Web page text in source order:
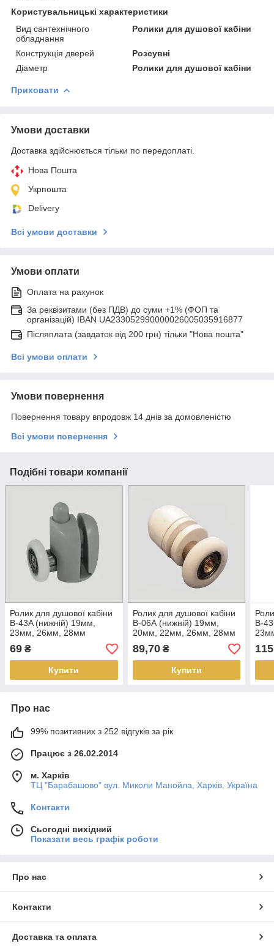
Користувальницькі характеристики
Вид сантехнічного
обладнання
Ролики для душової кабіни
Конструкція дверей
Розсувні
Діаметр
Ролики для душової кабіни
Приховати
Умови доставки
Доставка здійснюється тільки по передоплаті.
Нова Пошта
Укрпошта
Delivery
Всі умови доставки
Умови оплати
Оплата на рахунок
За реквізитами (без ПДВ) до суми +1% (ФОП та
організацій) IBAN UA233052990000026005035916877
Післяплата (завдаток від 200 грн) тільки "Нова пошта"
Всі умови оплати
Умови повернення
Повернення товару впродовж 14 днів за домовленістю
Всі умови повернення
Подібні товари компанії
Ролик для душової кабіни
В-43A (нижній) 19мм,
23мм, 26мм, 28мм
69 ₴
Купити
Ролик для душової кабіни
В-06А (нижній) 19мм,
20мм, 22мм, 26мм, 28мм
89,70₴
Купити
В-
115
Про нас
99% позитивних з 252 відгуків за рік
Працює з 26.02.2014
м. Харків
ТЦ "Барабашово" вул. Миколи Манойла, Харків, Україна
Контакти
Сьогодні вихідний
Показати весь графік роботи
Про нас
Контакти
Доставка та оплата